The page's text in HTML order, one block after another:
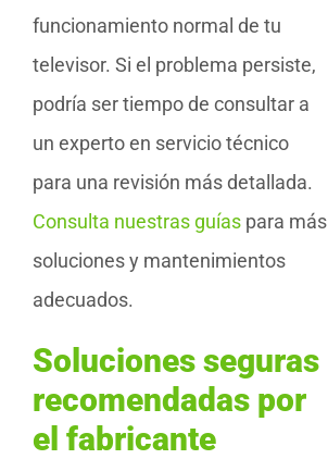
funcionamiento normal de tu
televisor. Si el problema persiste,
podría ser tiempo de consultar a
un experto en servicio técnico
para una revisión más detallada.
Consulta nuestras guías para más
soluciones y mantenimientos
adecuados.
Soluciones seguras
recomendadas por
el fabricante